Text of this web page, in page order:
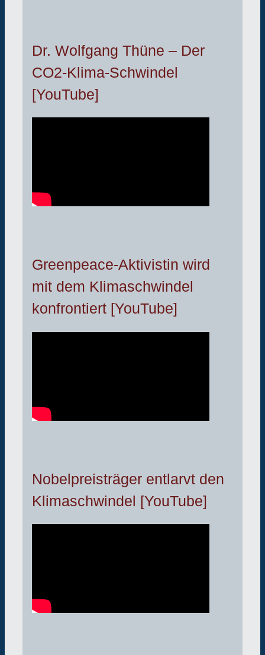
Dr. Wolfgang Thüne – Der
CO2-Klima-Schwindel
[YouTube]
Greenpeace-Aktivistin wird
mit dem Klimaschwindel
konfrontiert [YouTube]
Nobelpreisträger entlarvt den
Klimaschwindel [YouTube]